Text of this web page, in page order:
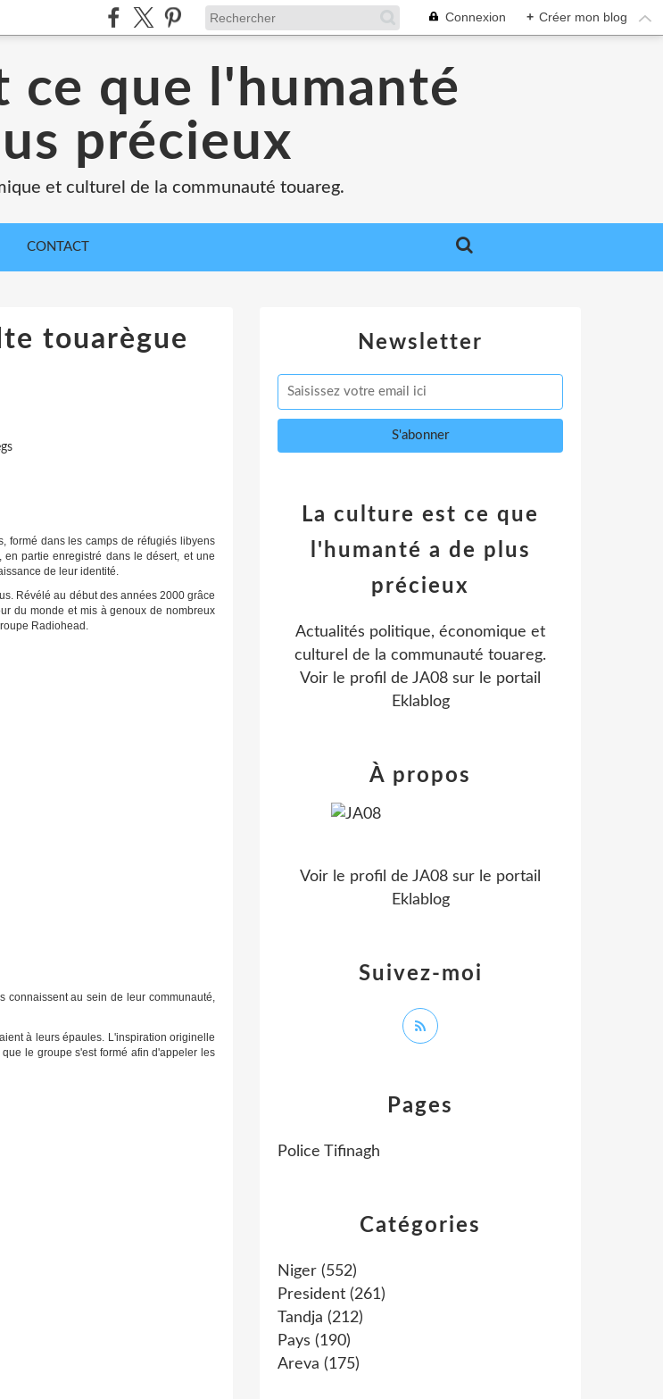
Connexion + Créer mon blog
ce que l'humanté
précieux
et culturel de la communauté touareg.
CONTACT
touarègue
formé dans les camps de réfugiés libyens
partie enregistré dans le désert, et une
de leur identité.
Révélé au début des années 2000 grâce
du monde et mis à genoux de nombreux
Radiohead.
au sein de leur communauté,
à leurs épaules. L'inspiration originelle
le groupe s'est formé afin d'appeler les
Newsletter
Catégories
Niger (552)
President (261)
Tandja (212)
Pays (190)
Areva (175)
Pages
Police Tifinagh
La culture est ce que
l'humanté a de plus
précieux
Actualités politique, économique et
culturel de la communauté touareg.
Voir le profil de JA08 sur le portail
Eklablog
Suivez-moi
À propos
Voir le profil de JA08 sur le portail
Eklablog